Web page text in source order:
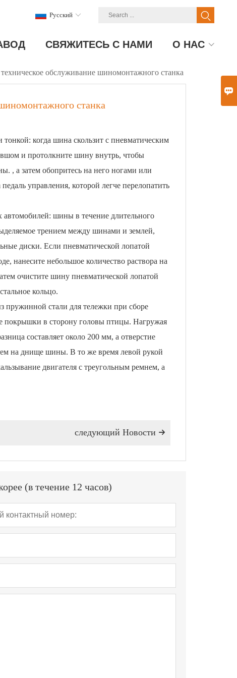
СВЯЖИТЕСЬ С НАМИ О НАС
Pусский
обслуживание шиномонтажного станка
станка
когда шина скользит с пневматическим
и протолкните шину внутрь, чтобы
, а затем обопритесь на него ногами или
управления, которой легче перелопатить
автомобилей: шины в течение длительного
трением между шинами и землей,
диски. Если пневматической лопатой
нанесите небольшое количество раствора на
очистите шину пневматической лопатой
кольцо.
пружинной стали для тележки при сборе
в сторону головы птицы. Нагружая
составляет около 200 мм, а отверстие
на днище шины. В то же время левой рукой
двигателя с треугольным ремнем, а

следующий Hовости
(в течение 12 часов)
